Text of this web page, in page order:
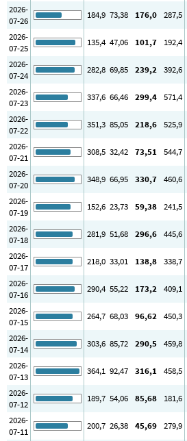
2026-
07-26
184,9 73,38 176,0 287,5
2026-
07-25
135,4 47,06 101,7 192,4
2026-
07-24
282,8 69,85 239,2 392,6
2026-
07-23
337,6 66,46 299,4 571,4
2026-
07-22
351,3 85,05 218,6 525,9
2026-
07-21
308,5 32,42 73,51 544,7
2026-
07-20
348,9 66,95 330,7 460,6
2026-
07-19
152,6 23,73 59,38 241,5
2026-
07-18
281,9 51,68 296,6 445,6
2026-
07-17
218,0 33,01 138,8 338,7
2026-
07-16
290,4 55,22 173,2 409,1
2026-
07-15
264,7 68,03 96,62 450,3
2026-
07-14
303,6 85,72 290,5 459,8
2026-
07-13
364,1 92,47 316,1 458,5
2026-
07-12
189,7 54,06 85,68 181,6
2026-
07-11
200,7 26,38 45,69 279,9